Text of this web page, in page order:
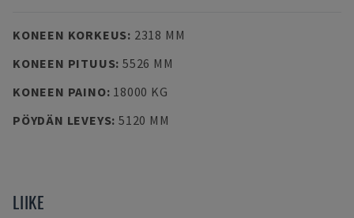
KONEEN KORKEUS: 2318 MM
KONEEN PITUUS: 5526 MM
KONEEN PAINO: 18000 KG
PÖYDÄN LEVEYS: 5120 MM
LIIKE